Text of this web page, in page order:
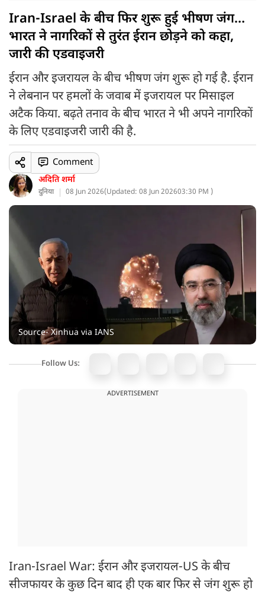
Iran-Israel के बीच फिर शुरू हुई भीषण जंग…
भारत ने नागरिकों से तुरंत ईरान छोड़ने को कहा,
जारी की एडवाइजरी
ईरान और इजरायल के बीच भीषण जंग शुरू हो गई है. ईरान
ने लेबनान पर हमलों के जवाब में इजरायल पर मिसाइल
अटैक किया. बढ़ते तनाव के बीच भारत ने भी अपने नागरिकों
के लिए एडवाइजरी जारी की है.
अदिति शर्मा
दुनिया 08 Jun 2026(Updated: 08 Jun 202603:30 PM )
Comment
Source- Xinhua via IANS
Follow Us:
ADVERTISEMENT
Iran-Israel War: ईरान और इजरायल-US के बीच
सीजफायर के कुछ दिन बाद ही एक बार फिर से जंग शुरू हो